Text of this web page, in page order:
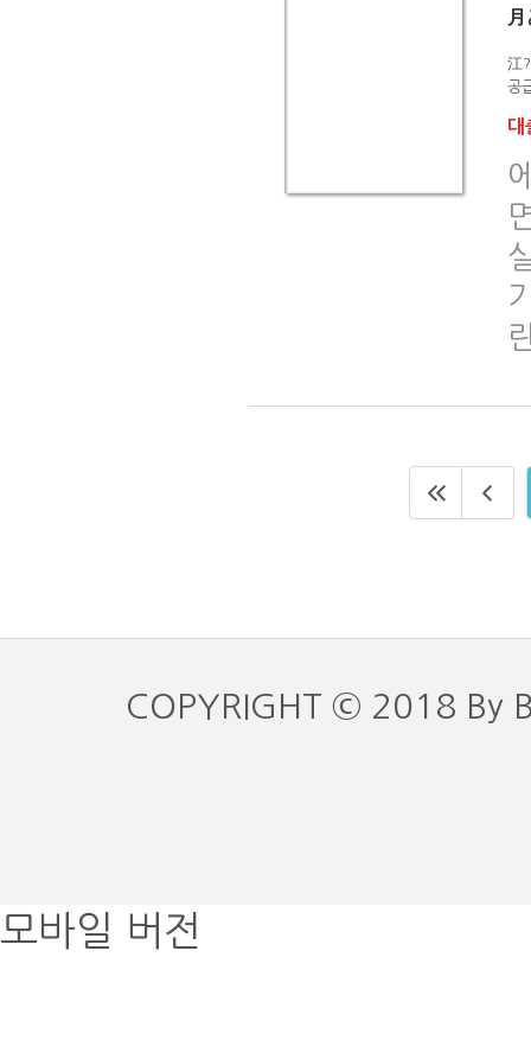
月
江
공
대
COPYRIGHT © 2018 By
모바일 버전